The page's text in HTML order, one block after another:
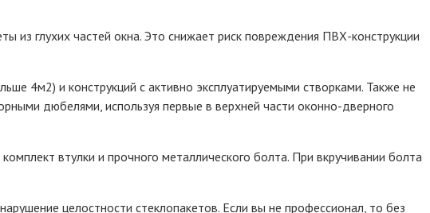
из глухих частей окна. Это снижает риск повреждения ПВХ-конструкции
4м2) и конструкций с активно эксплуатируемыми створками. Также не
дюбелями, используя первые в верхней части оконно-дверного
втулки и прочного металлического болта. При вкручивании болта
целостности стеклопакетов. Если вы не профессионал, то без